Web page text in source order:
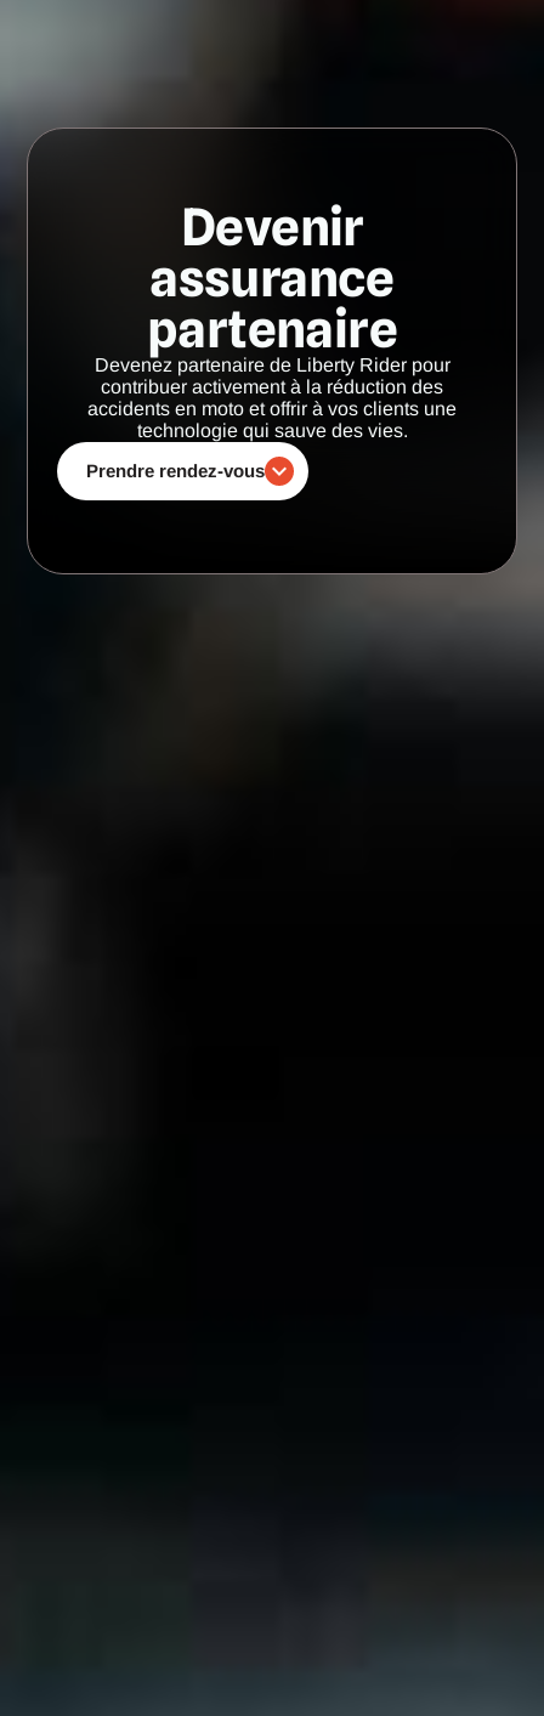
Devenir
assurance
partenaire
Devenez partenaire de Liberty Rider pour
contribuer activement à la réduction des
accidents en moto et offrir à vos clients une
technologie qui sauve des vies.
Prendre rendez-vous